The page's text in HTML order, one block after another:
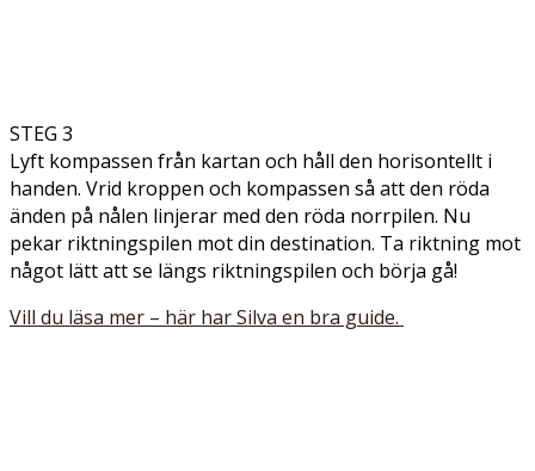
STEG 3
Lyft kompassen från kartan och håll den horisontellt i
handen. Vrid kroppen och kompassen så att den röda
änden på nålen linjerar med den röda norrpilen. Nu
pekar riktningspilen mot din destination. Ta riktning mot
något lätt att se längs riktningspilen och börja gå!
Vill du läsa mer – här har Silva en bra guide.